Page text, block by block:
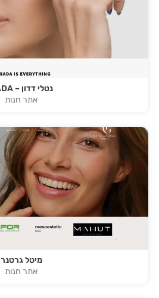
נטלי דדון – NADA
אתר חנות
מיטל גרטנר
אתר חנות